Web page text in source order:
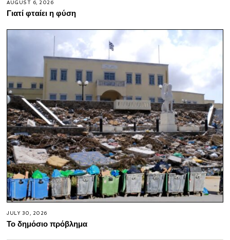
AUGUST 6, 2026
Γιατί φταίει η φύση
JULY 30, 2026
Το δημόσιο πρόβλημα